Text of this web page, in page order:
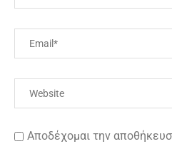
Αποδέχομαι την